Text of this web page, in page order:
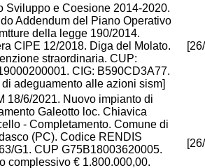
Sviluppo e Coesione 2014-2020.
Addendum del Piano Operativo
della legge 190/2014.
CIPE 12/2018. Diga del Molato.
straordinaria. CUP:
CIG: B590CD3A77.
di adeguamento alle azioni sism]
18/6/2021. Nuovo impianto di
Galeotto loc. Chiavica
- Completamento. Comune di
(PC). Codice RENDIS
G1. CUP G75B18003620005.
complessivo € 1.800.000,00.